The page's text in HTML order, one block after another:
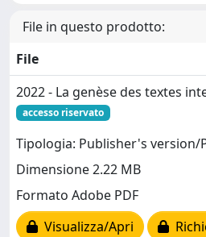
File in questo prodotto:
File
2022 - La genèse des textes
accesso riservato
Tipologia: Publisher's version/
Dimensione 2.22 MB
Formato Adobe PDF
Visualizza/Apri